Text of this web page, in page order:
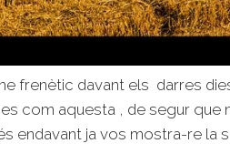
frenètic davant els darres
com aquesta , de segur que
endavant ja vos mostra-re la